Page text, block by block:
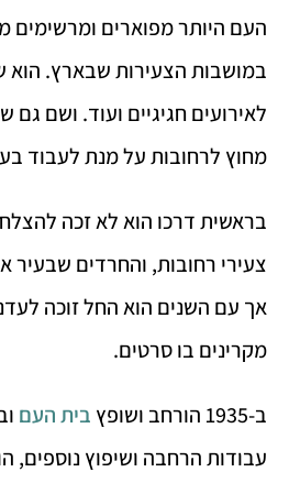
העם היותר מפוארים ומרשימים
במושבות הצעירות שבארץ. הוא
לאירועים חגיגיים ועוד. ושם גם
מחוץ לרחובות על מנת לעבוד
בראשית דרכו הוא לא זכה
צעירי רחובות, והחרדים שבעיר
אך עם השנים הוא החל זוכה
מקרינים בו סרטים.
ב-1935 הורחב ושופץ בית העם
עבודות הרחבה ושיפוץ